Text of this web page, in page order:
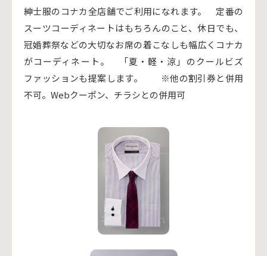
紳士服のコナカ全店舗でご利用になれます。 定番の
スーツコーディネートはもちろんのこと、休日でも、
冠婚葬祭などの大切なお席の着こなしも幅広くコナカ
がコーディネート。 「夏・軽・涼」のクールビズ
ファッションも提案します。 ※他の割引券と併用
不可。Webクーポン、チラシとの併用可